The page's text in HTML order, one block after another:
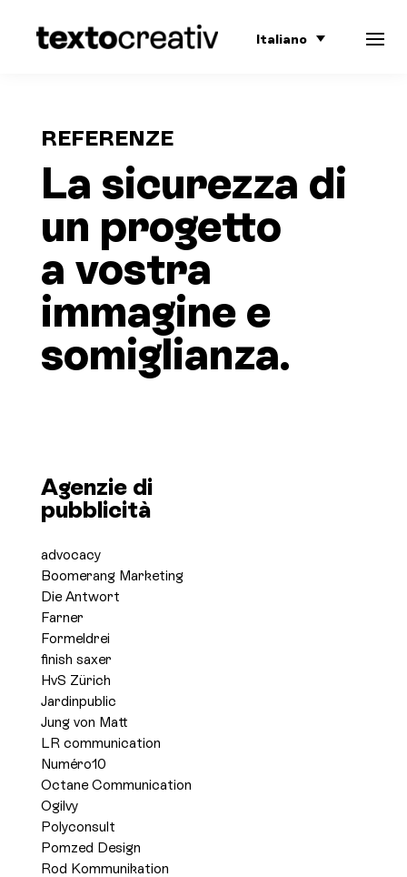
Italiano
REFERENZE
La sicurezza di
un progetto
a vostra
immagine e
somiglianza.
Agenzie di
pubblicità
advocacy
Boomerang Marketing
Die Antwort
Farner
Formeldrei
finish saxer
HvS Zürich
Jardinpublic
Jung von Matt
LR communication
Numéro10
Octane Communication
Ogilvy
Polyconsult
Pomzed Design
Rod Kommunikation